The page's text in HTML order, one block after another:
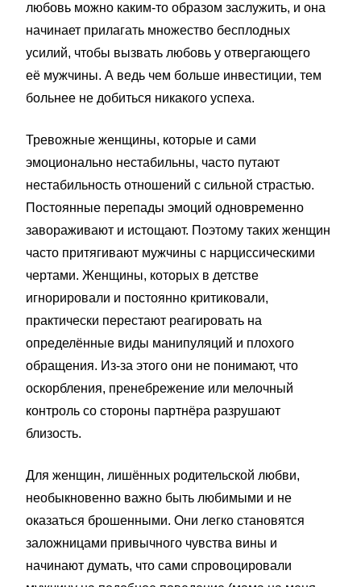
любовь можно каким-то образом заслужить, и она
начинает прилагать множество бесплодных
усилий, чтобы вызвать любовь у отвергающего
её мужчины. А ведь чем больше инвестиции, тем
больнее не добиться никакого успеха.
Тревожные женщины, которые и сами
эмоционально нестабильны, часто путают
нестабильность отношений с сильной страстью.
Постоянные перепады эмоций одновременно
завораживают и истощают. Поэтому таких женщин
часто притягивают мужчины с нарциссическими
чертами. Женщины, которых в детстве
игнорировали и постоянно критиковали,
практически перестают реагировать на
определённые виды манипуляций и плохого
обращения. Из-за этого они не понимают, что
оскорбления, пренебрежение или мелочный
контроль со стороны партнёра разрушают
близость.
Для женщин, лишённых родительской любви,
необыкновенно важно быть любимыми и не
оказаться брошенными. Они легко становятся
заложницами привычного чувства вины и
начинают думать, что сами спровоцировали